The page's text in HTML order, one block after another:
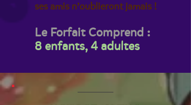
ses amis n’oublieront jamais !
Le Forfait Comprend :
8 enfants, 4 adultes